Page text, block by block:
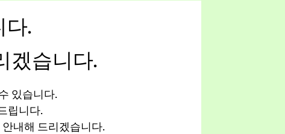
.
겠습니다.
있습니다.
립니다.
내해 드리겠습니다.